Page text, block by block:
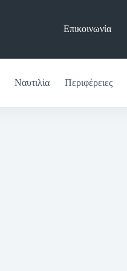
Επικοινωνία
Ναυτιλία Περιφέρειες